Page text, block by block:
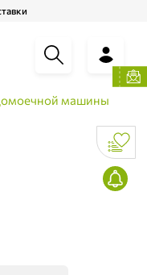
машины